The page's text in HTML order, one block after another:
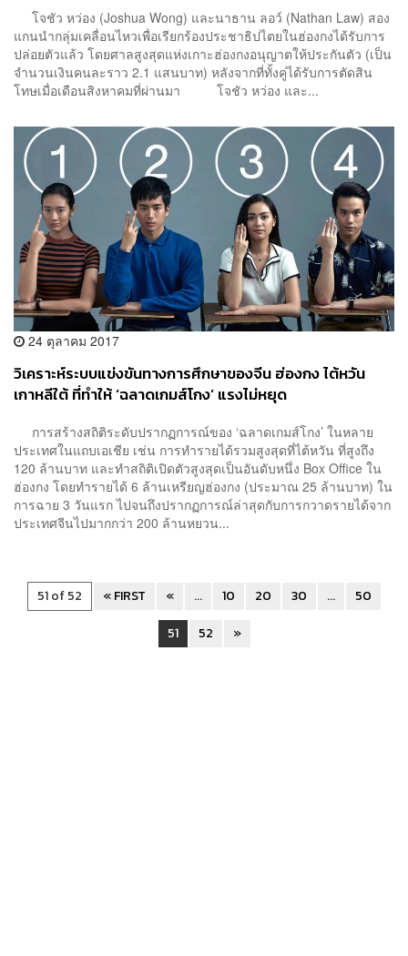
โจชัว หว่อง (Joshua Wong) และนาธาน ลอว์ (Nathan Law) สอง
แกนนำกลุ่มเคลื่อนไหวเพื่อเรียกร้องประชาธิปไตยในฮ่องกงได้รับการ
ปล่อยตัวแล้ว โดยศาลสูงสุดแห่งเกาะฮ่องกงอนุญาตให้ประกันตัว (เป็น
จำนวนเงินคนละราว 2.1 แสนบาท) หลังจากที่ทั้งคู่ได้รับการตัดสิน
โทษเมื่อเดือนสิงหาคมที่ผ่านมา โจชัว หว่อง และ...
24 ตุลาคม 2017
วิเคราะห์ระบบแข่งขันทางการศึกษาของจีน ฮ่องกง ไต้หวัน
เกาหลีใต้ ที่ทำให้ ‘ฉลาดเกมส์โกง’ แรงไม่หยุด
การสร้างสถิติระดับปรากฏการณ์ของ ‘ฉลาดเกมส์โกง’ ในหลาย
ประเทศในแถบเอเชีย เช่น การทำรายได้รวมสูงสุดที่ไต้หวัน ที่สูงถึง
120 ล้านบาท และทำสถิติเปิดตัวสูงสุดเป็นอันดับหนึ่ง Box Office ใน
ฮ่องกง โดยทำรายได้ 6 ล้านเหรียญฮ่องกง (ประมาณ 25 ล้านบาท) ใน
การฉาย 3 วันแรก ไปจนถึงปรากฏการณ์ล่าสุดกับการกวาดรายได้จาก
ประเทศจีนไปมากกว่า 200 ล้านหยวน...
51 of 52 « FIRST « ... 10 20 30 ...
50
51
52 »